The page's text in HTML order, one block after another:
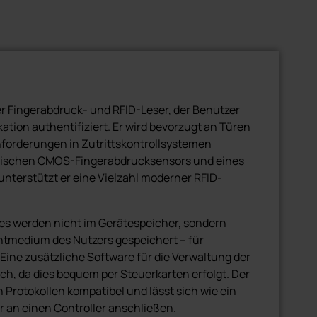
austauschbare Cover hält den Leser
auch die KPx Keypad-Leser eine offene
TM), um bestehende oder zukünftige
beleuchteten Tasten
Black & Astral Grey)
Fingerabdruck- und RFID-Leser, der Benutzer
authentifiziert. Er wird bevorzugt an Türen
in Zutrittskontrollsystemen
CMOS-Fingerabdrucksensors und eines
er eine Vielzahl moderner RFID-
werden nicht im Gerätespeicher, sondern
des Nutzers gespeichert – für
zusätzliche Software für die Verwaltung der
da dies bequem per Steuerkarten erfolgt. Der
Protokollen kompatibel und lässt sich wie ein
einen Controller anschließen.